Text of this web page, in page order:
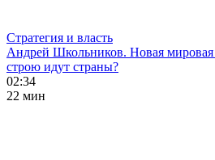
Стратегия и власть
Андрей Школьников. Новая
строю идут страны?
02:34
22 мин